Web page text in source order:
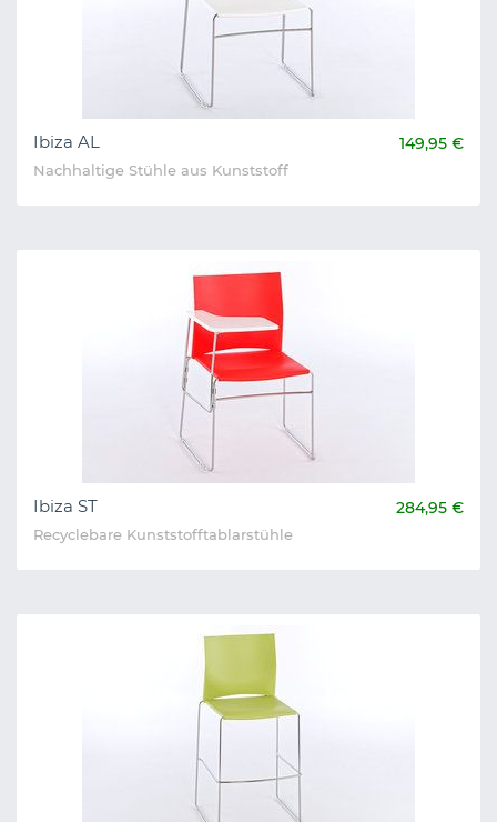
Ibiza AL 149,95 €
Nachhaltige Stühle aus Kunststoff
Ibiza ST 284,95 €
Recyclebare Kunststofftablarstühle